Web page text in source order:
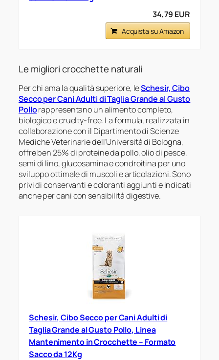
34,79 EUR
Acquista su Amazon
Le migliori crocchette naturali
Per chi ama la qualità superiore, leSchesir, Cibo
Secco per Cani Adulti di Taglia Grande al Gusto
Pollorappresentano un alimento completo,
biologico e cruelty-free. La formula, realizzata in
collaborazione con il Dipartimento di Scienze
Mediche Veterinarie dell’Università di Bologna,
offre ben 25% di proteine da pollo, olio di pesce,
semi di lino, glucosamina e condroitina per uno
sviluppo ottimale di muscoli e articolazioni. Sono
privi di conservanti e coloranti aggiunti e indicati
anche per cani con sensibilità digestive.
Schesir, Cibo Secco per Cani Adulti di
Taglia Grande al Gusto Pollo, Linea
Mantenimento in Crocchette – Formato
Sacco da 12Kg